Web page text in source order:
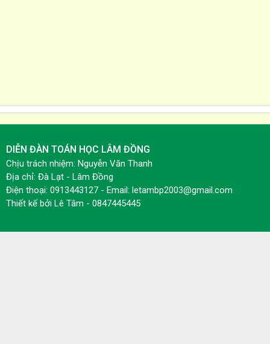
DIỄN ĐÀN TOÁN HỌC LÂM ĐỒNG
Chịu trách nhiệm: Nguyễn Văn Thanh
Địa chỉ: Đà Lạt - Lâm Đồng
Điện thoại: 0913443127 - Email: letambp2003@gmail.com
Thiết kế bởi Lê Tâm - 0847445445